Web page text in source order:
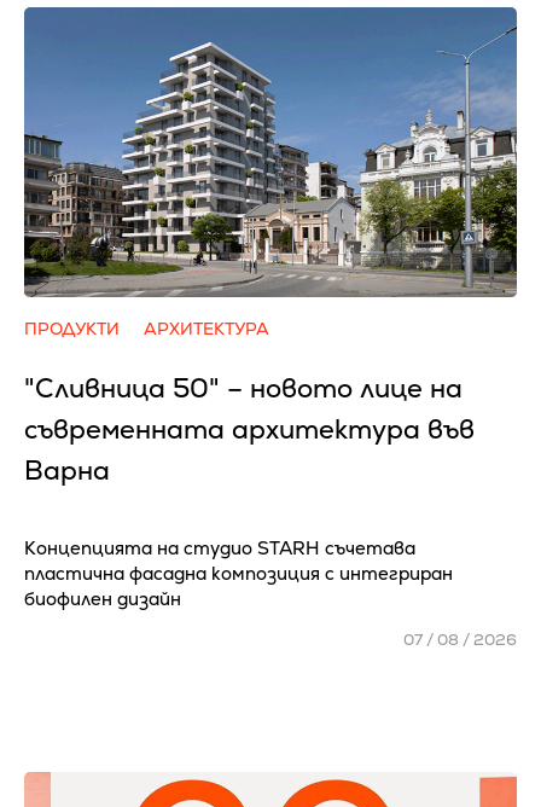
ПРОДУКТИ АРХИТЕКТУРА
"Сливница 50" – новото лице на
съвременната архитектура във
Варна
Концепцията на студио STARH съчетава
пластична фасадна композиция с интегриран
биофилен дизайн
07 / 08 / 2026